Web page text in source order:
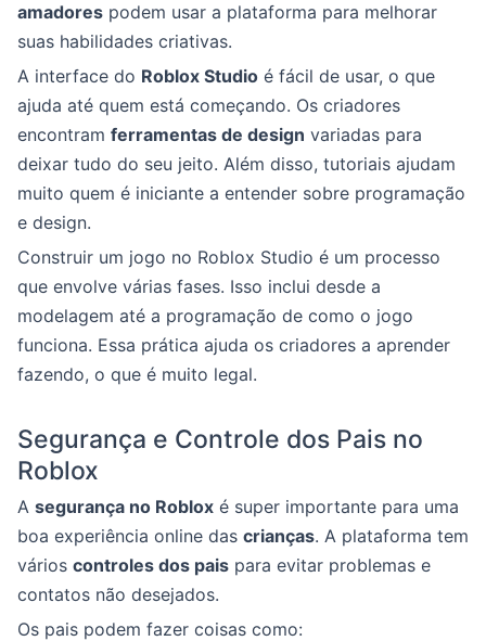
amadores podem usar a plataforma para melhorar
suas habilidades criativas.
A interface do Roblox Studio é fácil de usar, o que
ajuda até quem está começando. Os criadores
encontram ferramentas de design variadas para
deixar tudo do seu jeito. Além disso, tutoriais ajudam
muito quem é iniciante a entender sobre programação
e design.
Construir um jogo no Roblox Studio é um processo
que envolve várias fases. Isso inclui desde a
modelagem até a programação de como o jogo
funciona. Essa prática ajuda os criadores a aprender
fazendo, o que é muito legal.
Segurança e Controle dos Pais no
Roblox
A segurança no Roblox é super importante para uma
boa experiência online das crianças. A plataforma tem
vários controles dos pais para evitar problemas e
contatos não desejados.
Os pais podem fazer coisas como: